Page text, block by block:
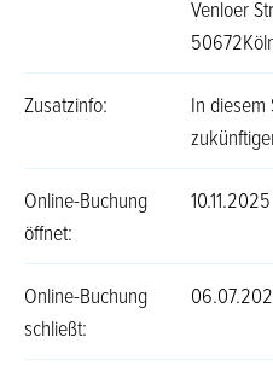
Venloer
Zusatzinfo:
In diesem
Online-Buchung
öffnet:
Online-Buchung
schließt: